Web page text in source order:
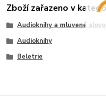
Zboží zařazeno v
Audioknihy a mluvené slovo
Audioknihy
Beletrie